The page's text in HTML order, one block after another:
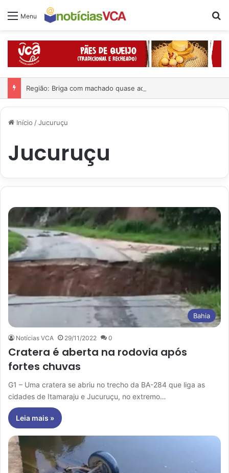
Menu
Região: Briga com machado quase acaba em tragédia
Início /Jucuruçu
Jucuruçu
Bahia
Notícias VCA 29/11/2022 0
Cratera é aberta na rodovia após
fortes chuvas
G1 – Uma cratera se abriu no trecho da BA-284 que liga as
cidades de Itamaraju e Jucuruçu, no extremo…
Leia mais »